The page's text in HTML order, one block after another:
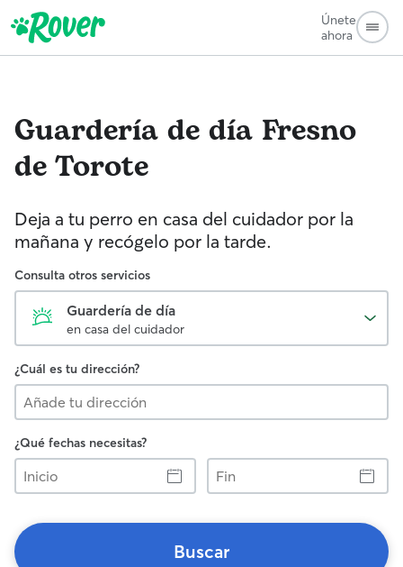
Únete
ahora
Guardería de día Fresno
de Torote
Deja a tu perro en casa del cuidador por la
mañana y recógelo por la tarde.
Consulta otros servicios
Guardería de día
en casa del cuidador
¿Cuál es tu dirección?
¿Qué fechas necesitas?
Inicio
Fin
Buscar